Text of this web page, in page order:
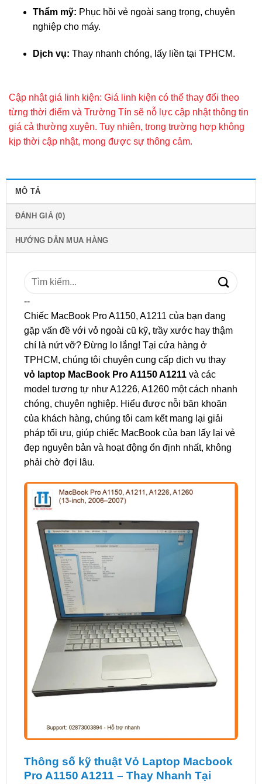
Thẩm mỹ: Phục hồi vẻ ngoài sang trọng, chuyên
nghiệp cho máy.
Dịch vụ: Thay nhanh chóng, lấy liền tại TPHCM.
Cập nhật giá linh kiện: Giá linh kiện có thể thay đổi theo
từng thời điểm và Trường Tín sẽ nỗ lực cập nhật thông tin
giá cả thường xuyên. Tuy nhiên, trong trường hợp không
kịp thời cập nhật, mong được sự thông cảm.
MÔ TẢ
ĐÁNH GIÁ (0)
HƯỚNG DẪN MUA HÀNG
Tìm
--
Chiếc MacBook Pro A1150, A1211 của bạn đang
gặp vấn đề với vỏ ngoài cũ kỹ, trầy xước hay thậm
chí là nứt vỡ? Đừng lo lắng! Tại cửa hàng ở
TPHCM, chúng tôi chuyên cung cấp dịch vụ thay
vỏ laptop MacBook Pro A1150 A1211và các
model tương tự như A1226, A1260 một cách nhanh
chóng, chuyên nghiệp. Hiểu được nỗi băn khoăn
của khách hàng, chúng tôi cam kết mang lại giải
pháp tối ưu, giúp chiếc MacBook của bạn lấy lại vẻ
đẹp nguyên bản và hoạt động ổn định nhất, không
phải chờ đợi lâu.
Thông số kỹ thuật Vỏ Laptop Macbook
Pro A1150 A1211 – Thay Nhanh Tại